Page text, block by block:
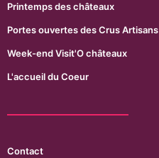
Printemps des châteaux
Portes ouvertes des Crus Artisans
Week-end Visit'O châteaux
L'accueil du Coeur
Contact